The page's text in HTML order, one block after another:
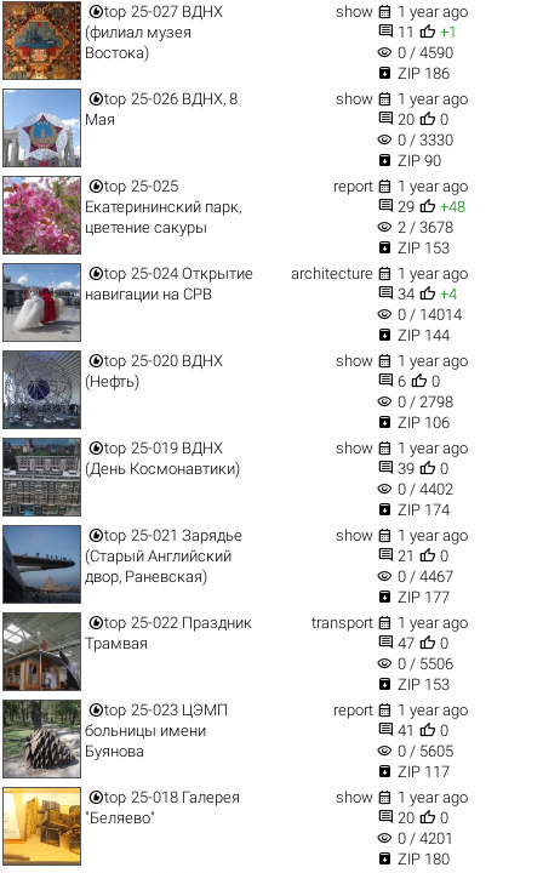
top 25-027 ВДНХ
(филиал музея
Востока)
show  1 year ago
 11  +1
visibility 0 / 4590
 ZIP 186
top 25-026 ВДНХ, 8
Мая
show  1 year ago
 20  0
visibility 0 / 3330
 ZIP 90
top 25-025
Екатерининский парк,
цветение сакуры
report  1 year ago
 29  +48
visibility 2 / 3678
 ZIP 153
top 25-024 Открытие
навигации на СРВ
architecture  1 year ago
 34  +4
visibility 0 / 14014
 ZIP 144
top 25-020 ВДНХ
(Нефть)
show  1 year ago
 6  0
visibility 0 / 2798
 ZIP 106
top 25-019 ВДНХ
(День Космонавтики)
show  1 year ago
 39  0
visibility 0 / 4402
 ZIP 174
top 25-021 Зарядье
(Старый Английский
двор, Раневская)
show  1 year ago
 21  0
visibility 0 / 4467
 ZIP 177
top 25-022 Праздник
Трамвая
transport  1 year ago
 47  0
visibility 0 / 5506
 ZIP 153
top 25-023 ЦЭМП
больницы имени
Буянова
report  1 year ago
 41  0
visibility 0 / 5605
 ZIP 117
top 25-018 Галерея
"Беляево"
show  1 year ago
 20  0
visibility 0 / 4201
 ZIP 180